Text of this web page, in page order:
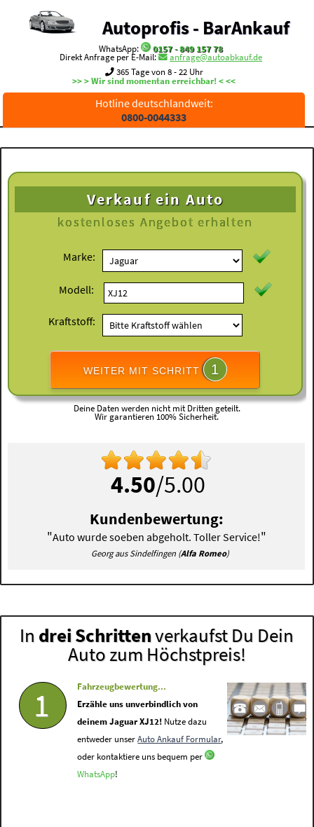
Autoprofis - BarAnkauf
WhatsApp:
0157 - 849 157 78
Direkt Anfrage per E-Mail:
anfrage@autoabkauf.de
365 Tage von 8 - 22 Uhr
>> > Wir sind momentan erreichbar! < <<
Hotline deutschlandweit:
0800-0044333
Verkauf ein Auto
kostenloses Angebot erhalten
Marke:
Modell:
Kraftstoff:
WEITER MIT SCHRITT 1
Deine Daten werden nicht mit Dritten geteilt.
Wir garantieren 100% Sicherheit.
4.50/5.00
Kundenbewertung:
"Auto wurde soeben abgeholt. Toller Service!"
Georg aus Sindelfingen (Alfa Romeo)
In drei Schrittenverkaufst Du Dein
Auto zum Höchstpreis!
1
Fahrzeugbewertung...
Erzähle uns unverbindlich von
deinem Jaguar XJ12! Nutze dazu
entweder unserAuto Ankauf Formular,
oder kontaktiere uns bequem per
WhatsApp!